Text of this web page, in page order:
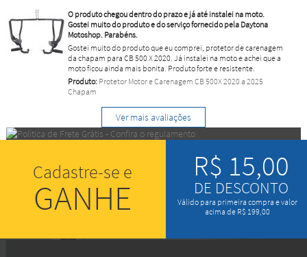
O produto chegou dentro do prazo e já até instalei na moto.
Gostei muito do produto e do serviço fornecido pela Daytona
Motoshop. Parabéns.
Gostei muito do produto que eu comprei, protetor de carenagem
da chapam para CB 500 X 2020. Já instalei na moto e achei que a
moto ficou ainda mais bonita. Produto forte e resistente.
Produto:Protetor Motor e Carenagem CB 500X 2020 a 2025
Chapam
Ver mais avaliações
Cadastre-se e
GANHE
R$ 15,00
DE DESCONTO
Válido para primeira compra e valor
acima de R$ 199,00